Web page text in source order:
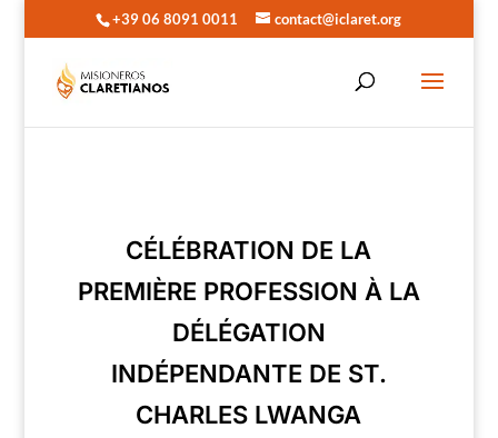
+39 06 8091 0011 contact@iclaret.org
CÉLÉBRATION DE LA
PREMIÈRE PROFESSION À LA
DÉLÉGATION
INDÉPENDANTE DE ST.
CHARLES LWANGA